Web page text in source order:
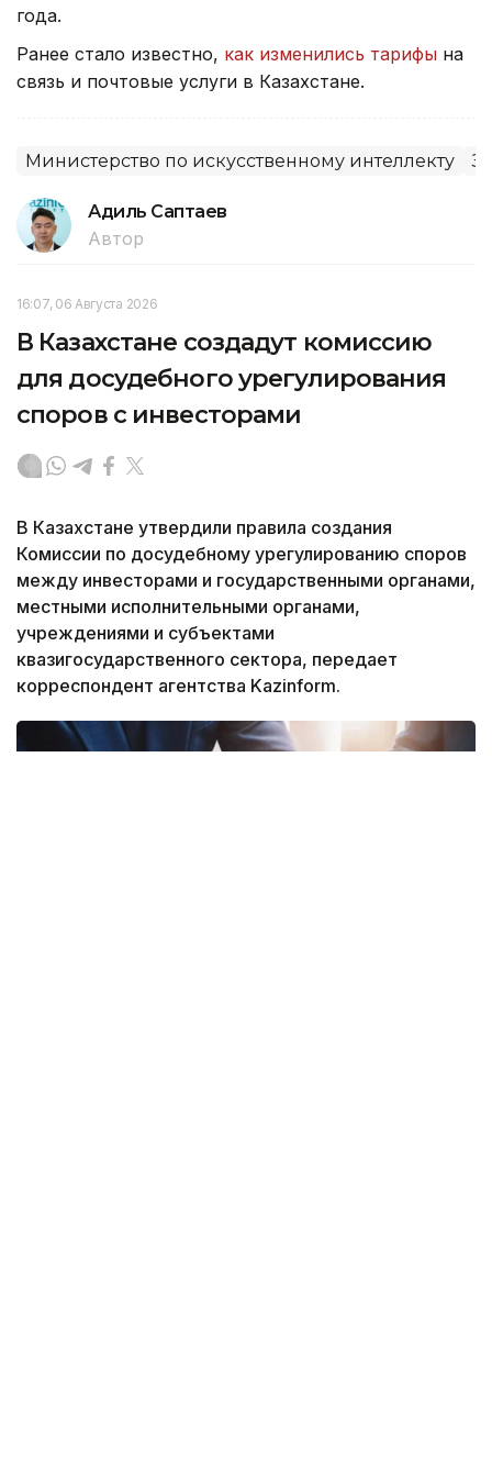
года.
Ранее стало известно, как изменились тарифы на
связь и почтовые услуги в Казахстане.
Министерство по искусственному интеллекту
Адиль Саптаев
Автор
16:07, 06 Августа 2026
В Казахстане создадут комиссию
для досудебного урегулирования
споров с инвесторами
В Казахстане утвердили правила создания
Комиссии по досудебному урегулированию споров
между инвесторами и государственными органами,
местными исполнительными органами,
учреждениями и субъектами
квазигосударственного сектора, передает
корреспондент агентства Kazinform.